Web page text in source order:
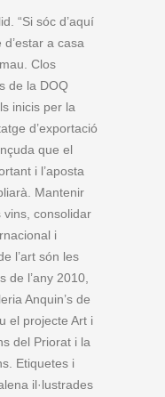
“Si sóc d’aquí
a casa
Clos
de la DOQ
inicis per la
d’exportació
que el
i l’aposta
Mantenir
vins, consolidar
i
l’art són les
de l’any 2010,
Anquin’s de
el projecte Art i
del Priorat i la
Etiquetes i
il·lustrades